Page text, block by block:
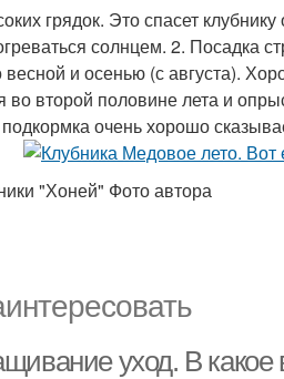
грядок. Это спасет
солнцем. 2. Посадка
и осенью (с августа).
во второй половине лета и
очень хорошо
"Хоней" Фото автора
уход. В какое